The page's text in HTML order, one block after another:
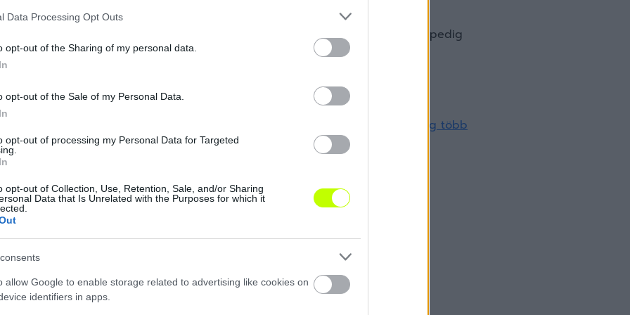
Data Processing Opt Outs
opt-out of the Sharing of my personal data.
opt-out of the Sale of my Personal Data.
opt-out of processing my Personal Data for Targeted
opt-out of Collection, Use, Retention, Sale, and/or Sharing
Data that Is Unrelated with the Purposes for which it
allow Google to enable storage related to advertising like cookies on
identifiers in apps.
hogy Nuno Campos a Dinamo București vezetőedzője lehet, ezt pedig
is megerősítette.
új vezetőedzője. Sőt, az is egyre biztosabban látszik, hogy a zalai klub
még több
a portugál szakember átigazolásáért.